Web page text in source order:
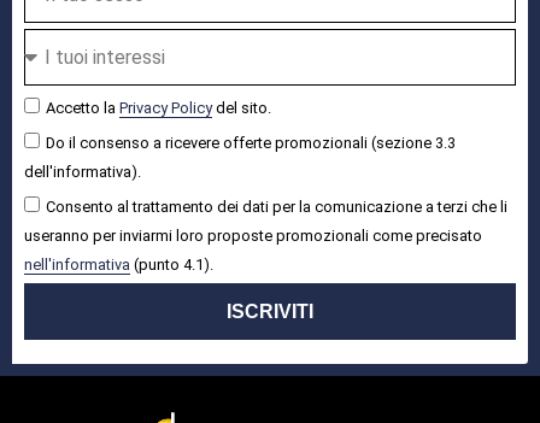
Accetto la Privacy Policydel sito.
Do il consenso a ricevere offerte promozionali (sezione 3.3
dell'informativa).
Consento al trattamento dei dati per la comunicazione a terzi che li
useranno per inviarmi loro proposte promozionali come precisato
nell'informativa (punto 4.1).
ISCRIVITI